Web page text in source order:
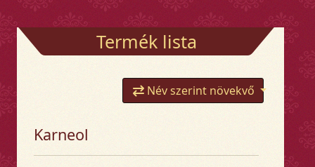
Termék lista
Név szerint növekvő
Karneol